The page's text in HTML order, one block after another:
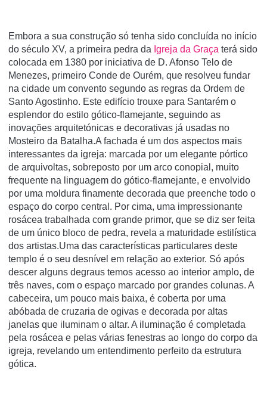
Embora a sua construção só tenha sido concluída no início
do século XV, a primeira pedra da Igreja da Graça terá sido
colocada em 1380 por iniciativa de D. Afonso Telo de
Menezes, primeiro Conde de Ourém, que resolveu fundar
na cidade um convento segundo as regras da Ordem de
Santo Agostinho. Este edifício trouxe para Santarém o
esplendor do estilo gótico-flamejante, seguindo as
inovações arquitetónicas e decorativas já usadas no
Mosteiro da Batalha.A fachada é um dos aspectos mais
interessantes da igreja: marcada por um elegante pórtico
de arquivoltas, sobreposto por um arco conopial, muito
frequente na linguagem do gótico-flamejante, e envolvido
por uma moldura finamente decorada que preenche todo o
espaço do corpo central. Por cima, uma impressionante
rosácea trabalhada com grande primor, que se diz ser feita
de um único bloco de pedra, revela a maturidade estilística
dos artistas.Uma das características particulares deste
templo é o seu desnível em relação ao exterior. Só após
descer alguns degraus temos acesso ao interior amplo, de
três naves, com o espaço marcado por grandes colunas. A
cabeceira, um pouco mais baixa, é coberta por uma
abóbada de cruzaria de ogivas e decorada por altas
janelas que iluminam o altar. A iluminação é completada
pela rosácea e pelas várias fenestras ao longo do corpo da
igreja, revelando um entendimento perfeito da estrutura
gótica.